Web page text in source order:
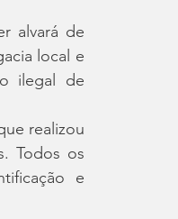
alvará de
local e
ilegal de
realizou
Todos os
e